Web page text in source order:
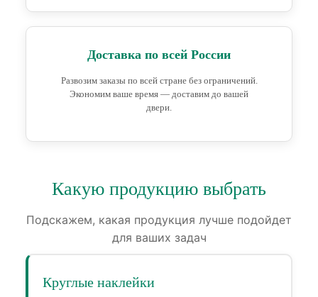
Доставка по всей России
Развозим заказы по всей стране без ограничений.
Экономим ваше время — доставим до вашей
двери.
Какую продукцию выбрать
Подскажем, какая продукция лучше подойдет
для ваших задач
Круглые наклейки